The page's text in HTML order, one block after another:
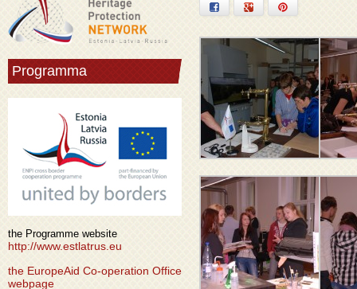
Programma
the Programme website
http://www.estlatrus.eu
the EuropeAid Co-operation Office
webpage
Facebook Google+